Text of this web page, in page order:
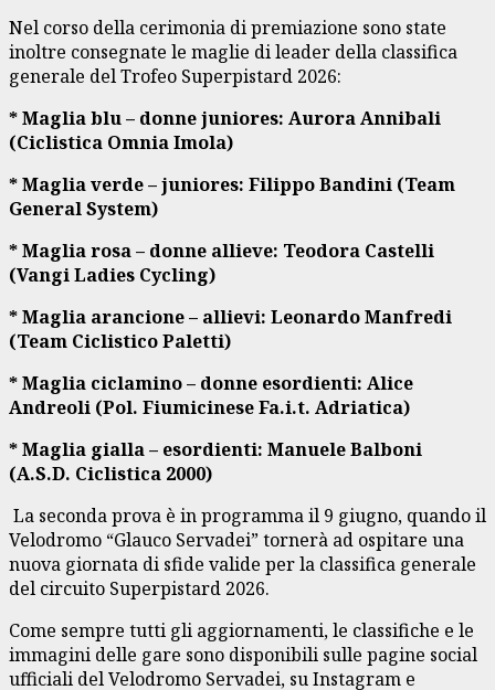
Nel corso della cerimonia di premiazione sono state
inoltre consegnate le maglie di leader della classifica
generale del Trofeo Superpistard 2026:
* Maglia blu – donne juniores: Aurora Annibali
(Ciclistica Omnia Imola)
* Maglia verde – juniores: Filippo Bandini (Team
General System)
* Maglia rosa – donne allieve: Teodora Castelli
(Vangi Ladies Cycling)
* Maglia arancione – allievi: Leonardo Manfredi
(Team Ciclistico Paletti)
* Maglia ciclamino – donne esordienti: Alice
Andreoli (Pol. Fiumicinese Fa.i.t. Adriatica)
* Maglia gialla – esordienti: Manuele Balboni
(A.S.D. Ciclistica 2000)
La seconda prova è in programma il 9 giugno, quando il
Velodromo “Glauco Servadei” tornerà ad ospitare una
nuova giornata di sfide valide per la classifica generale
del circuito Superpistard 2026.
Come sempre tutti gli aggiornamenti, le classifiche e le
immagini delle gare sono disponibili sulle pagine social
ufficiali del Velodromo Servadei, su Instagram e